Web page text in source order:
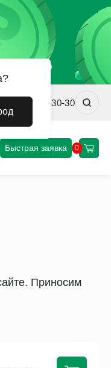
+7(343)288-30-30
Быстрая заявка 0
Приносим